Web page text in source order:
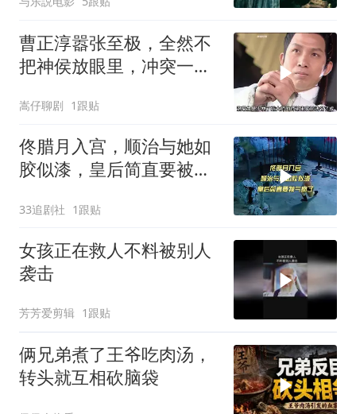
曹正淳嚣张至极，全然不
把神侯放眼里，冲突一触
嵩仔聊剧 1跟贴
佟腊月入宫，顺治与她如
胶似漆，皇后简直要被气
33追剧社 1跟贴
女孩正在救人不料被别人
袭击
芳芳爱剪辑 1跟贴
俩兄弟煮了王爷吃肉汤，
转头就互相砍脑袋